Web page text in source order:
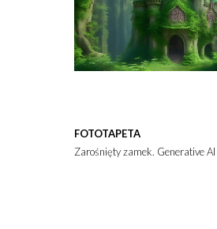
FOTOTAPETA
Zarośnięty zamek. Generative AI